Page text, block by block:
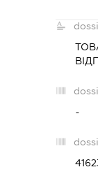
-